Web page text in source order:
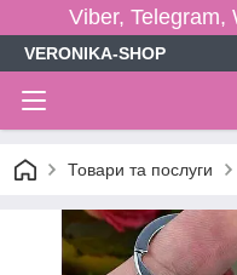
Viber, Telegram,
VERONIKA-SHOP
Товари та послуги